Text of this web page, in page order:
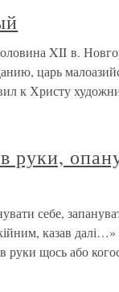
XII в.
царь
к Христу
руки,
себе,
казав
руки щось або